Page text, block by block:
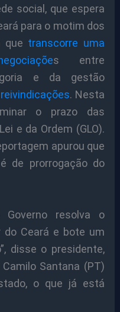
social, que espera
para o motim dos
que transcorre uma
s entre
e da gestão
. Nesta
o prazo das
e da Ordem (GLO).
apurou que
de prorrogação do
resolva o
do Ceará e bote um
disse o presidente,
Santana (PT)
o que já está